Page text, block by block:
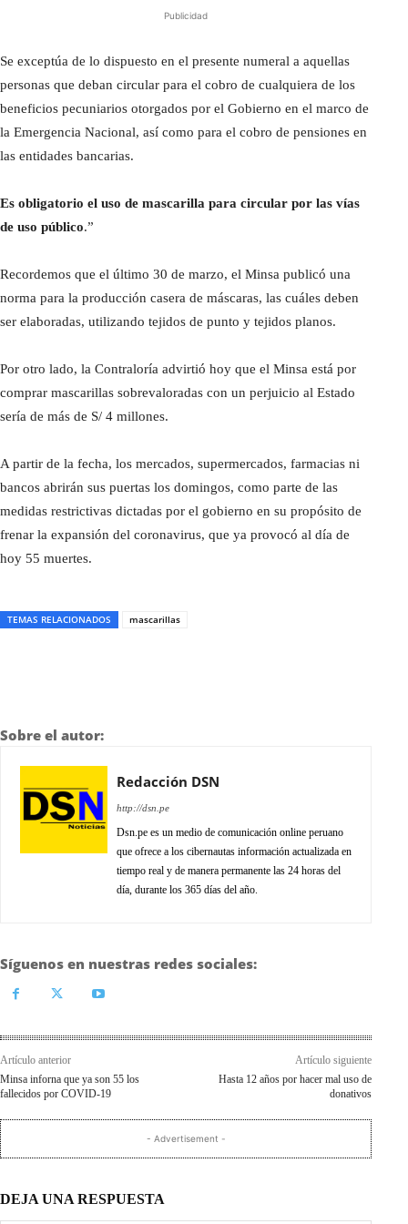
Publicidad
Se exceptúa de lo dispuesto en el presente numeral a aquellas
personas que deban circular para el cobro de cualquiera de los
beneficios pecuniarios otorgados por el Gobierno en el marco de
la Emergencia Nacional, así como para el cobro de pensiones en
las entidades bancarias.
Es obligatorio el uso de mascarilla para circular por las vías
de uso público.”
Recordemos que el último 30 de marzo, el Minsa publicó una
norma para la producción casera de máscaras, las cuáles deben
ser elaboradas, utilizando tejidos de punto y tejidos planos.
Por otro lado, la Contraloría advirtió hoy que el Minsa está por
comprar mascarillas sobrevaloradas con un perjuicio al Estado
sería de más de S/ 4 millones.
A partir de la fecha, los mercados, supermercados, farmacias ni
bancos abrirán sus puertas los domingos, como parte de las
medidas restrictivas dictadas por el gobierno en su propósito de
frenar la expansión del coronavirus, que ya provocó al día de
hoy 55 muertes.
TEMAS RELACIONADOS mascarillas
Sobre el autor:
Redacción DSN
http://dsn.pe
Dsn.pe es un medio de comunicación online peruano
que ofrece a los cibernautas información actualizada en
tiempo real y de manera permanente las 24 horas del
día, durante los 365 días del año.
Síguenos en nuestras redes sociales:
Artículo anterior
Minsa inforna que ya son 55 los
fallecidos por COVID-19
Artículo siguiente
Hasta 12 años por hacer mal uso de
donativos
- Advertisement -
DEJA UNA RESPUESTA